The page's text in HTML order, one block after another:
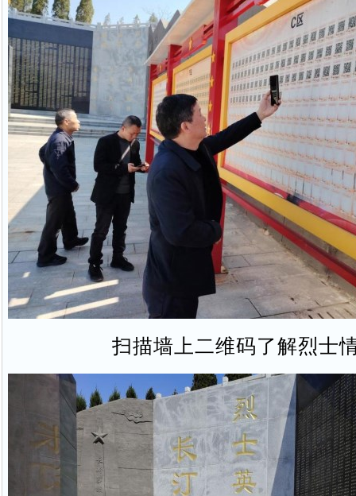
扫描墙上二维码了解烈士